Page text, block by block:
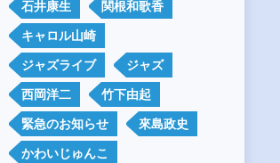
石井康生 関根和歌香
キャロル山崎
ジャズライブ ジャズ
西岡洋二 竹下由起
緊急のお知らせ 來島政史
かわいじゅんこ